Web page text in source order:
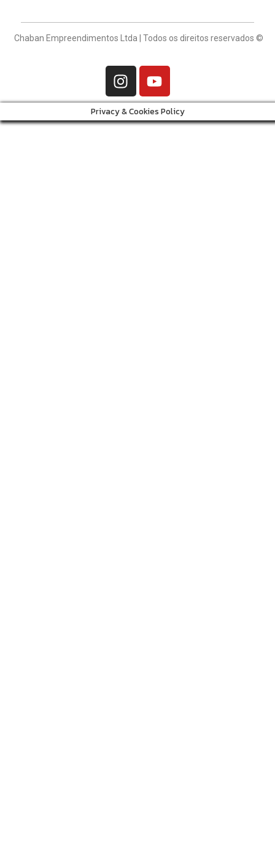
Chaban Empreendimentos Ltda | Todos os direitos reservados ©
Privacy & Cookies Policy